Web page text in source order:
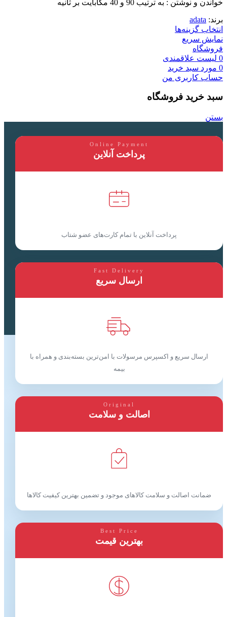
خواندن و نوشتن : به ترتیب 90 و 40 مگابایت بر ثانیه
برند: adata
انتخاب گزینه‌ها
نمایش سریع
فروشگاه
0 لیست علاقمندی
0 مورد سبد خرید
حساب کاربری من
سبد خرید فروشگاه
بستن
Online Payment
پرداخت آنلاین
پرداخت آنلاین با تمام کارت‌های عضو شتاب
Fast Delivery
ارسال سریع
ارسال سریع و اکسپرس مرسولات با امن‌ترین بسته‌بندی و همراه با
بیمه
Original
اصالت و سلامت
ضمانت اصالت و سلامت کالاهای موجود و تضمین بهترین کیفیت کالاها
Best Price
بهترین قیمت